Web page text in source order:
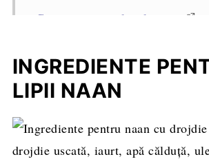
Cum se servesc lipiile naan
Sfaturi profesioniste pentru
Întrebări frecvente
Rețete asemănătoare
Rețeta completă, cantități și
INGREDIENTE
LIPII NAAN